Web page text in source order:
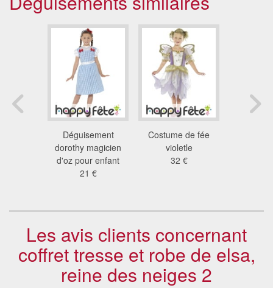
Déguisement
dorothy magicien
d'oz pour enfant
21 €
Costume de fée
violetle
32 €
Les avis clients concernant
coffret tresse et robe de elsa,
reine des neiges 2